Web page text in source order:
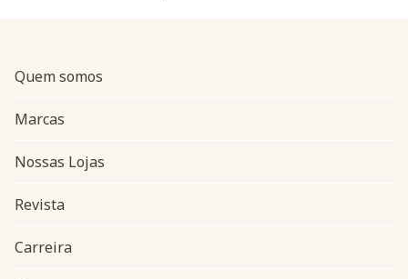
Quem somos
Marcas
Nossas Lojas
Revista
Carreira